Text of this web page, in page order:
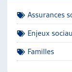
DOSSIERS DU
VEILLE
THÉMATIQUES
Assurances
Enjeux
Familles